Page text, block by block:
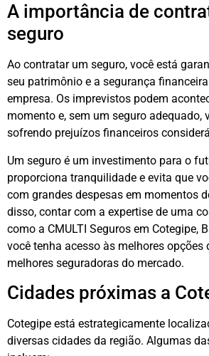
A importância de
seguro
Ao contratar um seguro, você está
seu patrimônio e a segurança
empresa. Os imprevistos podem
momento e, sem um seguro adequado,
sofrendo prejuízos financeiros
Um seguro é um investimento para o
proporciona tranquilidade e evita que
com grandes despesas em momentos
disso, contar com a expertise de uma
como a CMULTI Seguros em Cotegipe,
você tenha acesso às melhores opções
melhores seguradoras do mercado.
Cidades próximas a
Cotegipe está estrategicamente
diversas cidades da região. Algumas